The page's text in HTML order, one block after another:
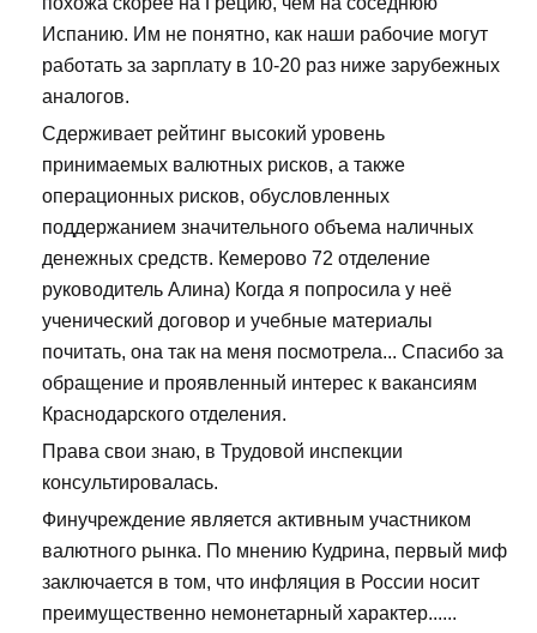
Испанию. Им не понятно, как наши рабочие могут
работать за зарплату в 10-20 раз ниже зарубежных
аналогов.
Сдерживает рейтинг высокий уровень
принимаемых валютных рисков, а также
операционных рисков, обусловленных
поддержанием значительного объема наличных
денежных средств. Кемерово 72 отделение
руководитель Алина) Когда я попросила у неё
ученический договор и учебные материалы
почитать, она так на меня посмотрела... Спасибо за
обращение и проявленный интерес к вакансиям
Краснодарского отделения.
Права свои знаю, в Трудовой инспекции
консультировалась.
Финучреждение является активным участником
валютного рынка. По мнению Кудрина, первый миф
заключается в том, что инфляция в России носит
преимущественно немонетарный характер......